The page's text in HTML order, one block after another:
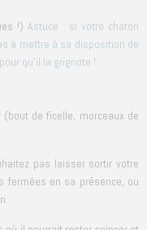
!) Astuce : si votre chaton
à mettre à sa disposition de
qu'il la grignote !
de ficelle, morceaux de
pas laisser sortir votre
fermées en sa présence, ou